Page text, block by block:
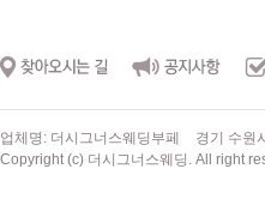
업체명: 더시그너스웨딩부페 경기 수원
Copyright (c) 더시그너스웨딩. All right